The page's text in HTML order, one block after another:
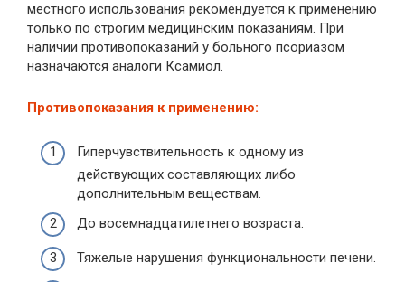
местного использования рекомендуется к применению
только по строгим медицинским показаниям. При
наличии противопоказаний у больного псориазом
назначаются аналоги Ксамиол.
Противопоказания к применению:
Гиперчувствительность к одному из
действующих составляющих либо
дополнительным веществам.
До восемнадцатилетнего возраста.
Тяжелые нарушения функциональности печени.